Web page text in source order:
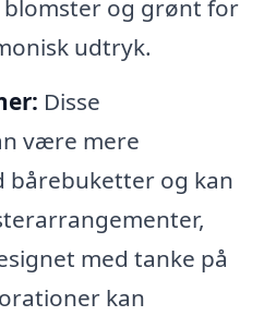
og grønt for
udtryk.
Disse
være mere
bårebuketter og kan
med tanke på
kan